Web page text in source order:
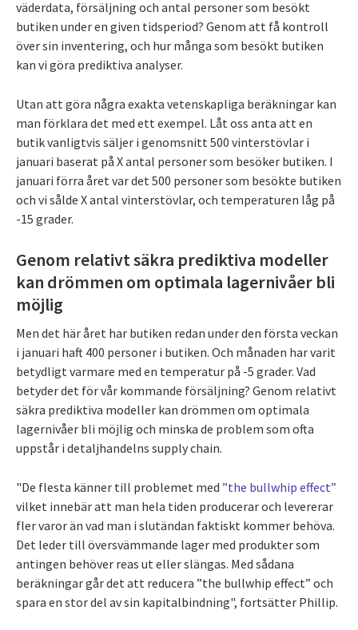
väderdata, försäljning och antal personer som besökt
butiken under en given tidsperiod? Genom att få kontroll
över sin inventering, och hur många som besökt butiken
kan vi göra prediktiva analyser.
Utan att göra några exakta vetenskapliga beräkningar kan
man förklara det med ett exempel. Låt oss anta att en
butik vanligtvis säljer i genomsnitt 500 vinterstövlar i
januari baserat på X antal personer som besöker butiken. I
januari förra året var det 500 personer som besökte butiken
och vi sålde X antal vinterstövlar, och temperaturen låg på
-15 grader.
Genom relativt säkra prediktiva modeller
kan drömmen om optimala lagernivåer bli
möjlig
Men det här året har butiken redan under den första veckan
i januari haft 400 personer i butiken. Och månaden har varit
betydligt varmare med en temperatur på -5 grader. Vad
betyder det för vår kommande försäljning? Genom relativt
säkra prediktiva modeller kan drömmen om optimala
lagernivåer bli möjlig och minska de problem som ofta
uppstår i detaljhandelns supply chain.
"De flesta känner till problemet med ”the bullwhip effect”
vilket innebär att man hela tiden producerar och levererar
fler varor än vad man i slutändan faktiskt kommer behöva.
Det leder till översvämmande lager med produkter som
antingen behöver reas ut eller slängas. Med sådana
beräkningar går det att reducera ”the bullwhip effect” och
spara en stor del av sin kapitalbindning", fortsätter Phillip.